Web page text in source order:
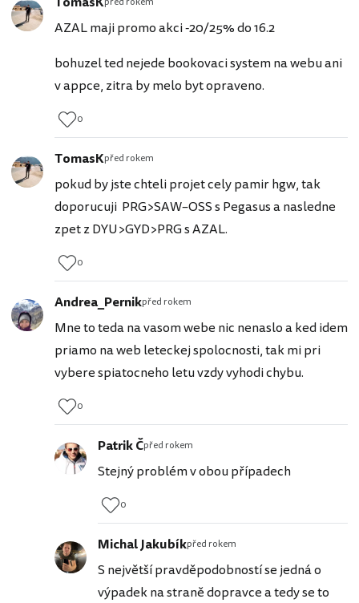
AZAL maji promo akci -20/25% do 16.2
bohuzel ted nejede bookovaci system na webu ani
v appce, zitra by melo byt opraveno.
0
TomasKpřed rokem
pokud by jste chteli projet cely pamir hgw, tak
doporucuji PRG>SAW–OSS s Pegasus a nasledne
zpet z DYU>GYD>PRG s AZAL.
0
Andrea_Pernikpřed rokem
Mne to teda na vasom webe nic nenaslo a ked idem
priamo na web leteckej spolocnosti, tak mi pri
vybere spiatocneho letu vzdy vyhodi chybu.
0
Patrik Čpřed rokem
Stejný problém v obou případech
0
Michal Jakubíkpřed rokem
S největší pravděpodobností se jedná o
výpadek na straně dopravce a tedy se to